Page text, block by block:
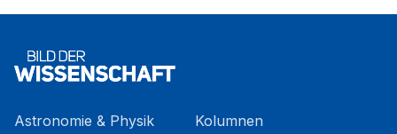
Astronomie & Physik
Kolumnen